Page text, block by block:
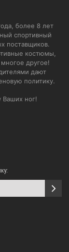
более 8 лет
спортивный
поставщиков.
костюмы,
другое!
дают
политику.
Ваших ног!